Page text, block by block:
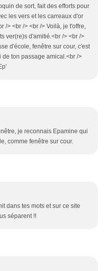
de sort, fait des efforts pour
les vers et les carreaux d'or
/> <br /> <br /> Voilà, je t'offre,
ver(re)s d'amitié.<br /> <br />
d'école, fenêtre sur cour, c'est
de ton passage amical.<br />
je reconnais Epamine qui
comme fenêtre sur cour.
dans tes mots et sur ce site
séparent !!